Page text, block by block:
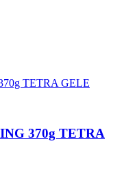
370g TETRA